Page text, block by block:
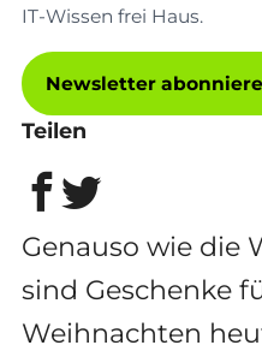
IT-Wissen frei Haus.
Newsletter
Teilen
Genauso wie die
sind Geschenke
Weihnachten